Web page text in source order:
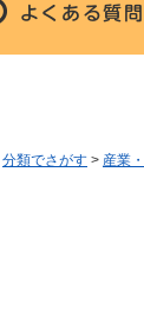
分類でさがす > 産業
よくある質